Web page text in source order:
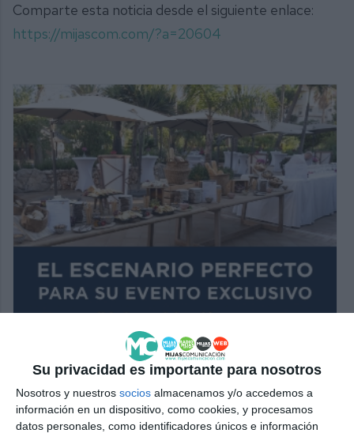
Su privacidad es importante para nosotros
Nosotros y nuestros socios almacenamos y/o accedemos a
información en un dispositivo, como cookies, y procesamos
datos personales, como identificadores únicos e información
Comparte esta noticia desde el siguiente enlace:
https://mijascom.com/?a=20604